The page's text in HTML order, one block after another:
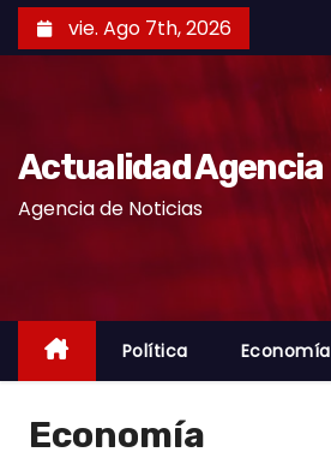
k
t
n
vie. Ago 7th, 2026
Actualidad Agencia
Agencia de Noticias
Política Economía
Economía